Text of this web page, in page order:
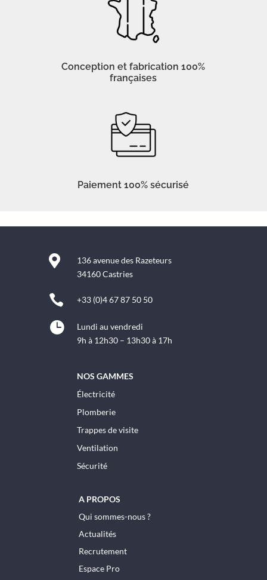
Conception et fabrication 100%
françaises
Paiement 100% sécurisé

136 avenue des Razeteurs
34160 Castries
 +33 (0)4 67 87 50 50

Lundi au vendredi
9h à 12h30 – 13h30 à 17h
NOS GAMMES
Électricité
Plomberie
Trappes de visite
Ventilation
Sécurité
A PROPOS
Qui sommes-nous ?
Actualités
Recrutement
Espace Pro